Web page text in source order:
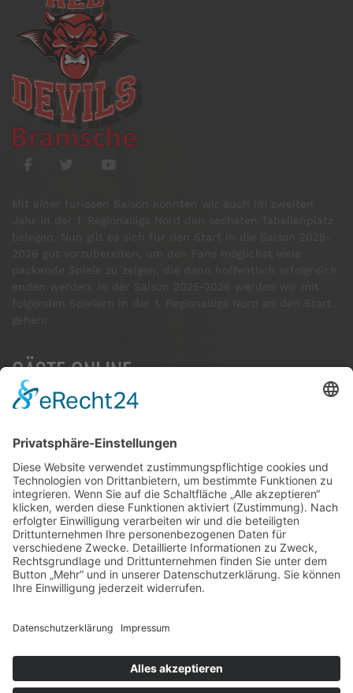
Mit einer furiosen Saison konnten wir auch im zweiten
Jahr in der 1. Regionalliga Nord den sechsten Tabellenplatz
packende Spiele zu zeigen, die dann hoffentlich erfolgreich
GÄSTE ONLINE
Aktuell:10 Gäste
LETZTEMATCHES
DBV CHARLOTTENBURG 79 60 RED DEVILS
Umsetzung:www.mumbomedia.de